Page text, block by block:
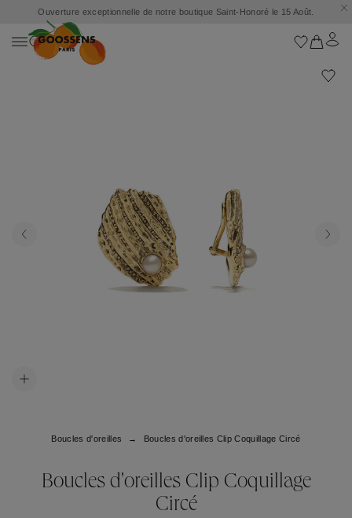
Ouverture exceptionnelle de notre boutique Saint-Honoré le 15 Août.
Boucles d'oreilles Boucles d'oreilles Clip Coquillage Circé
Boucles d'oreilles Clip Coquillage
Circé